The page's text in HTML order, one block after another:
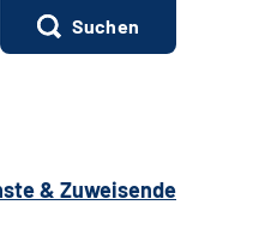
Suchen
& Zuweisende